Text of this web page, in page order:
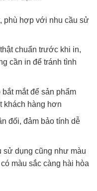
phù hợp với nhu cầu sử
chuẩn trước khi in,
cần in để tránh tình
mắt để sản phẩm
khách hàng hơn
đối, đảm bảo tính dễ
sử dụng cũng như màu
màu sắc càng hài hòa